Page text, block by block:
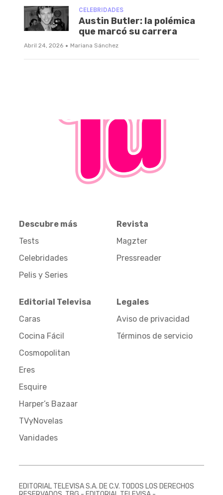
CELEBRIDADES
Austin Butler: la polémica
que marcó su carrera
Abril 24, 2026 · Mariana Sánchez
Descubre más
Tests
Celebridades
Pelis y Series
Revista
Magzter
Pressreader
Editorial Televisa
Caras
Cocina Fácil
Cosmopolitan
Eres
Esquire
Harper’s Bazaar
TVyNovelas
Vanidades
Legales
Aviso de privacidad
Términos de servicio
EDITORIAL TELEVISA S.A. DE C.V. TODOS LOS DERECHOS